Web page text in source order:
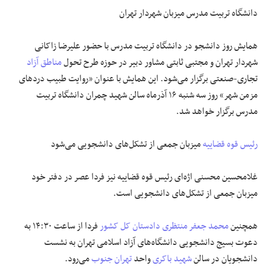
دانشگاه تربیت مدرس میزبان شهردار تهران
همایش روز دانشجو در دانشگاه تربیت مدرس با حضور علیرضا زاکانی
شهردار تهران و مجتبی ثابتی مشاور دبیر در حوزه طرح تحولمناطق آزاد
تجاری-صنعتی برگزار می‌شود. این همایش با عنوان «روایت طبیب دردهای
مزمن شهر» روز سه شنبه ۱۶ آذرماه سالن شهید چمران دانشگاه تربیت
مدرس برگزار خواهد شد.
رئیس قوه قضاییهمیزبان جمعی از تشکل‌های دانشجویی می‌شود
غلامحسین محسنی اژه‌ای رئیس قوه قضاییه نیز فردا عصر در دفتر خود
میزبان جمعی از تشکل‌های دانشجویی است.
همچنینمحمد جعفر منتظریدادستان کل کشور
فردا از ساعت ۱۴:۳۰ به
دعوت بسیج دانشجویی دانشگاه‌های آزاد اسلامی تهران به نشست
دانشجویان در سالنشهید باکریواحدتهران جنوبمی‌رود.